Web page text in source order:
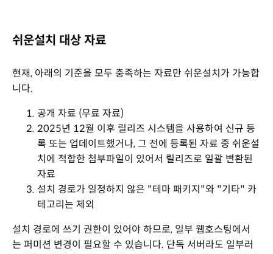
쉬운설치 대상 자료
현재, 아래의 기준을 모두 충족하는 자료만 쉬운설치가 가능합
니다.
공개 자료 (무료 자료)
2025년 12월 이후 릴리즈 시스템을 사용하여 신규 등
록 또는 업데이트했거나, 그 전에 등록된 자료 중 쉬운설
치에 적합한 첨부파일이 있어서 릴리즈로 일괄 변환된
자료
설치 경로가 일정하지 않은 "테마 패키지"와 "기타" 카
테고리는 제외
설치 경로에 쓰기 권한이 있어야 하므로, 일부 웹호스팅에서
는 퍼미션 변경이 필요할 수 있습니다. 단독 서버라도 일부러